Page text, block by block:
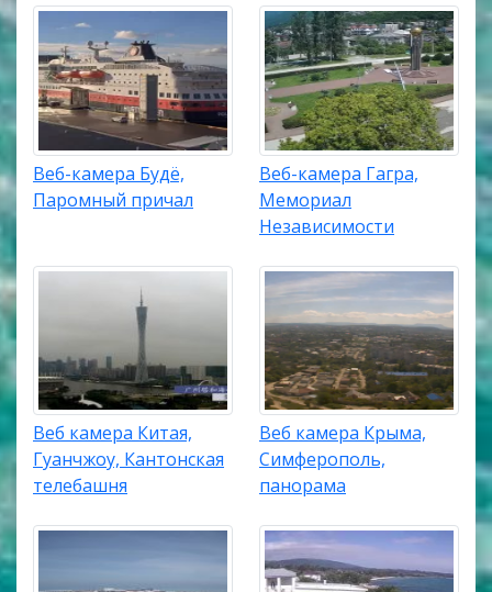
Веб-камера Будё,
Паромный причал
Веб-камера Гагра,
Мемориал
Независимости
Веб камера Китая,
Гуанчжоу, Кантонская
телебашня
Веб камера Крыма,
Симферополь,
панорама